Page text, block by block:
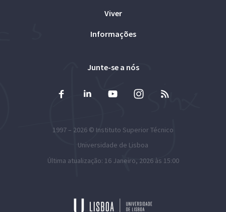
Viver
Informações
Junte-se a nós
1997 – 2026 © Instituto Superior Técnico
Universidade de Lisboa
Última atualização: 16 Janeiro, 2026 às 15:00